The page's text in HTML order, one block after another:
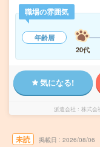
職場の雰囲気
年齢層
20代
気になる!
派遣会社 株式会
未読 掲載日 2026/08/06